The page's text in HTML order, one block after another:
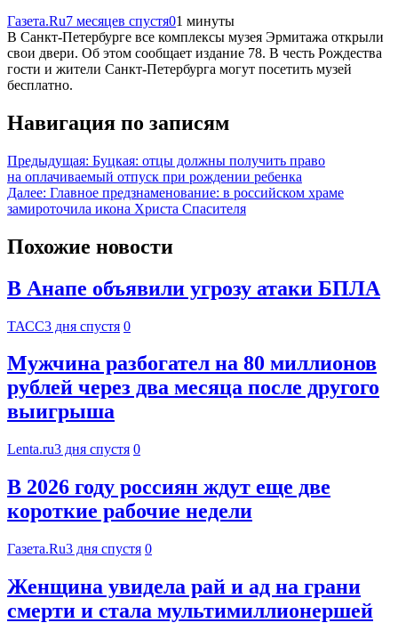
Газета.Ru7 месяцев спустя01 минуты
В Санкт-Петербурге все комплексы музея Эрмитажа открыли
свои двери. Об этом сообщает издание 78. В честь Рождества
гости и жители Санкт-Петербурга могут посетить музей
бесплатно.
Навигация по записям
Предыдущая: Буцкая: отцы должны получить право
на оплачиваемый отпуск при рождении ребенка
Далее: Главное предзнаменование: в российском храме
замироточила икона Христа Спасителя
Похожие новости
В Анапе объявили угрозу атаки БПЛА
ТАСС3 дня спустя 0
Мужчина разбогател на 80 миллионов
рублей через два месяца после другого
выигрыша
Lenta.ru3 дня спустя 0
В 2026 году россиян ждут еще две
короткие рабочие недели
Газета.Ru3 дня спустя 0
Женщина увидела рай и ад на грани
смерти и стала мультимиллионершей